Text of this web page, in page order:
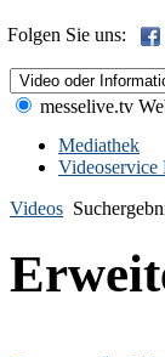
Folgen Sie uns:
messelive.tv
Mediathek
Videoservice
Videos